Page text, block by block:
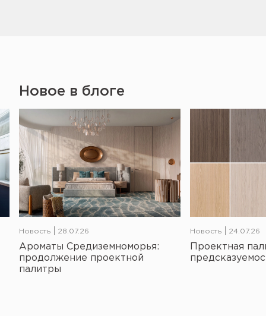
Новое в блоге
Новость 28.07.26
Ароматы Средиземноморья:
продолжение проектной
палитры
Новость 24.07.26
Проектная